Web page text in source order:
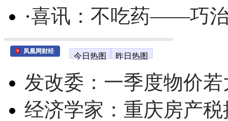
·喜讯：不吃药——巧
凤凰网财经
今日热图 昨日热图
发改委：一季度物价
经济学家：重庆房产